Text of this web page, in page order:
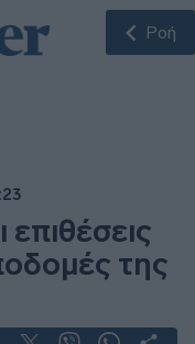
Ροή
επιθέσεις
της